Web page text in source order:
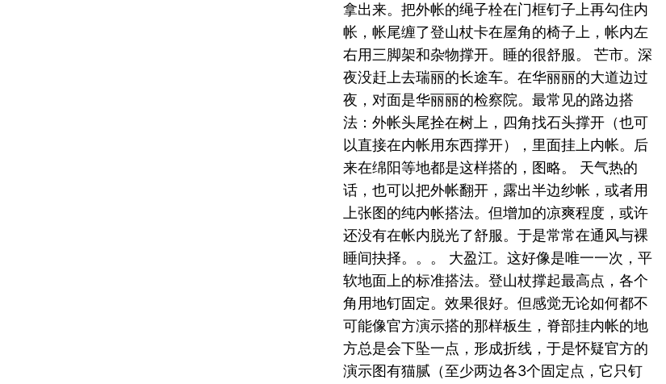
拿出来。把外帐的绳子栓在门框钉子上再勾住内
帐，帐尾缠了登山杖卡在屋角的椅子上，帐内左
右用三脚架和杂物撑开。睡的很舒服。 芒市。深
夜没赶上去瑞丽的长途车。在华丽丽的大道边过
夜，对面是华丽丽的检察院。最常见的路边搭
法：外帐头尾拴在树上，四角找石头撑开（也可
以直接在内帐用东西撑开），里面挂上内帐。后
来在绵阳等地都是这样搭的，图略。 天气热的
话，也可以把外帐翻开，露出半边纱帐，或者用
上张图的纯内帐搭法。但增加的凉爽程度，或许
还没有在帐内脱光了舒服。于是常常在通风与裸
睡间抉择。。。 大盈江。这好像是唯一一次，平
软地面上的标准搭法。登山杖撑起最高点，各个
角用地钉固定。效果很好。但感觉无论如何都不
可能像官方演示搭的那样板生，脊部挂内帐的地
方总是会下坠一点，形成折线，于是怀疑官方的
演示图有猫腻（至少两边各3个固定点，它只钉